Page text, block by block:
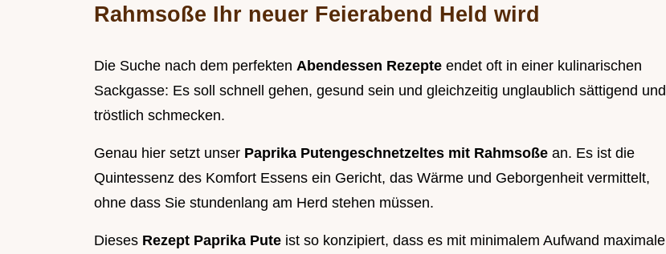
Rahmsoße Ihr neuer Feierabend Held wird
Die Suche nach dem perfekten Abendessen Rezepte endet oft in einer kulinarischen
Sackgasse: Es soll schnell gehen, gesund sein und gleichzeitig unglaublich sättigend und
tröstlich schmecken.
Genau hier setzt unser Paprika Putengeschnetzeltes mit Rahmsoße an. Es ist die
Quintessenz des Komfort Essens ein Gericht, das Wärme und Geborgenheit vermittelt,
ohne dass Sie stundenlang am Herd stehen müssen.
Dieses Rezept Paprika Pute ist so konzipiert, dass es mit minimalem Aufwand maximale